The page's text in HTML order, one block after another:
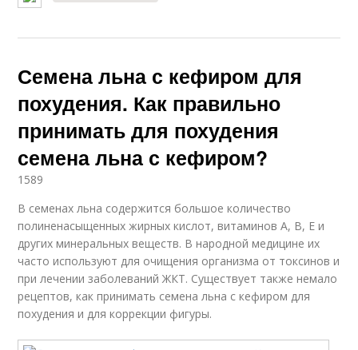
Семена льна с кефиром для
похудения. Как правильно
принимать для похудения
семена льна с кефиром?
1589
В семенах льна содержится большое количество
полиненасыщенных жирных кислот, витаминов А, В, Е и
других минеральных веществ. В народной медицине их
часто используют для очищения организма от токсинов и
при лечении заболеваний ЖКТ. Существует также немало
рецептов, как принимать семена льна с кефиром для
похудения и для коррекции фигуры.